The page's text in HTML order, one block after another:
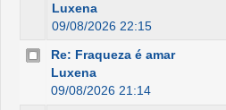
Luxena
09/08/2026 22:15
Re: Fraqueza é amar
Luxena
09/08/2026 21:14